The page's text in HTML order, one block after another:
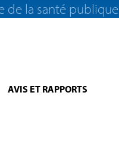
de la santé publique
AVIS ET RAPPORTS